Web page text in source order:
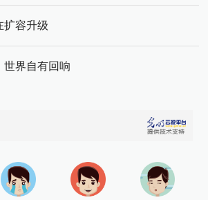
扩容升级
世界自有回响